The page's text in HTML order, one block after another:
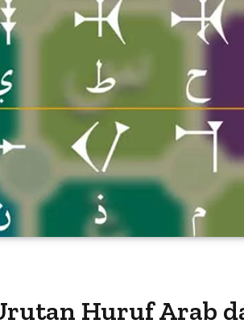
Huruf Arab